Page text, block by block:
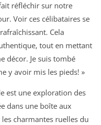
réfléchir sur notre
Voir ces célibataires se
Cela
tout en mettant
décor. Je suis tombé
y avoir mis les pieds! »
est une exploration des
dans une boîte aux
charmantes ruelles du